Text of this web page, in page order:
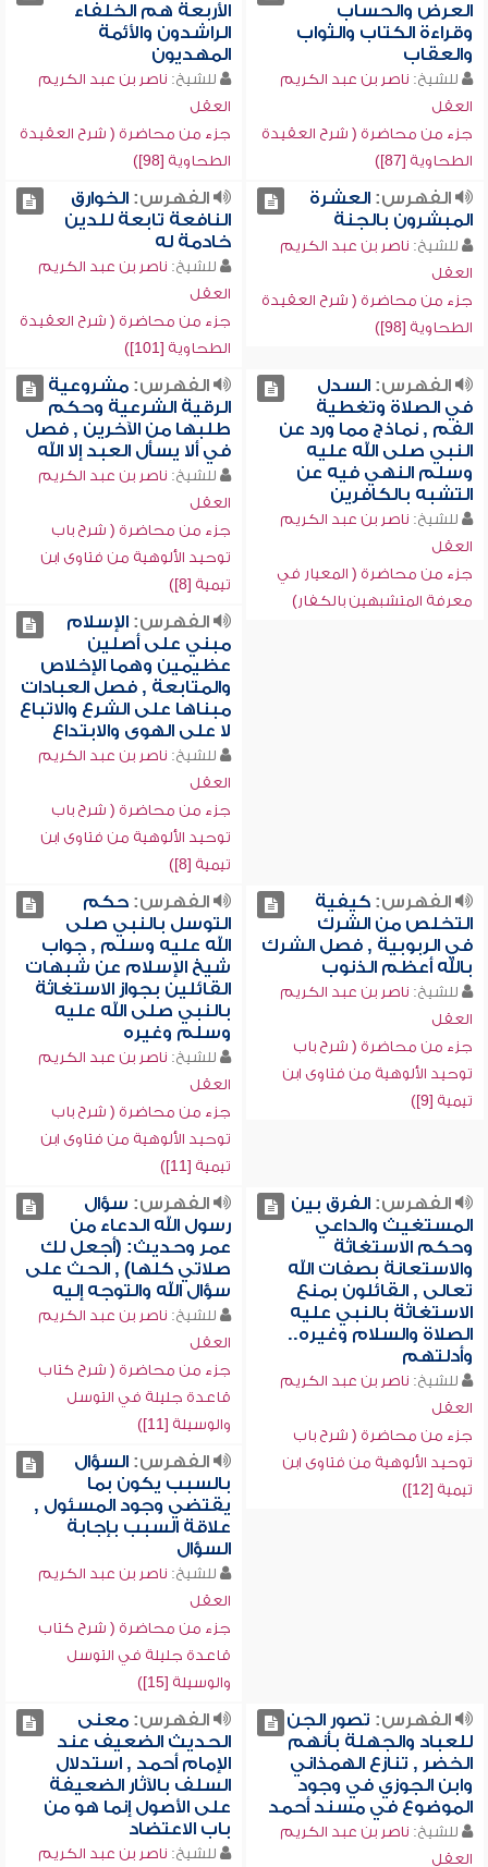
العرض والحساب
وقراءة الكتاب والثواب
والعقاب
للشيخ: ناصر بن عبد الكريم
العقل
جزء من محاضرة ( شرح العقيدة
الطحاوية [87])
الأربعة هم الخلفاء
الراشدون والأئمة
المهديون
للشيخ: ناصر بن عبد الكريم
العقل
جزء من محاضرة ( شرح العقيدة
الطحاوية [98])
الفهرس:العشرة
المبشرون بالجنة
للشيخ: ناصر بن عبد الكريم
العقل
جزء من محاضرة ( شرح العقيدة
الطحاوية [98])
الفهرس:الخوارق
النافعة تابعة للدين
خادمة له
للشيخ: ناصر بن عبد الكريم
العقل
جزء من محاضرة ( شرح العقيدة
الطحاوية [101])
الفهرس:السدل
في الصلاة وتغطية
الفم , نماذج مما ورد عن
النبي صلى الله عليه
وسلم النهي فيه عن
التشبه بالكافرين
للشيخ: ناصر بن عبد الكريم
العقل
جزء من محاضرة ( المعيار في
معرفة المتشبهين بالكفار)
الفهرس:مشروعية
الرقية الشرعية وحكم
طلبها من الآخرين , فصل
في ألا يسأل العبد إلا الله
للشيخ: ناصر بن عبد الكريم
العقل
جزء من محاضرة ( شرح باب
توحيد الألوهية من فتاوى ابن
تيمية [8])
الفهرس:الإسلام
مبني على أصلين
عظيمين وهما الإخلاص
والمتابعة , فصل العبادات
مبناها على الشرع والاتباع
لا على الهوى والابتداع
للشيخ: ناصر بن عبد الكريم
العقل
جزء من محاضرة ( شرح باب
توحيد الألوهية من فتاوى ابن
تيمية [8])
الفهرس:كيفية
التخلص من الشرك
في الربوبية , فصل الشرك
بالله أعظم الذنوب
للشيخ: ناصر بن عبد الكريم
العقل
جزء من محاضرة ( شرح باب
توحيد الألوهية من فتاوى ابن
تيمية [9])
الفهرس:حكم
التوسل بالنبي صلى
الله عليه وسلم , جواب
شيخ الإسلام عن شبهات
القائلين بجواز الاستغاثة
بالنبي صلى الله عليه
وسلم وغيره
للشيخ: ناصر بن عبد الكريم
العقل
جزء من محاضرة ( شرح باب
توحيد الألوهية من فتاوى ابن
تيمية [11])
الفهرس:الفرق بين
المستغيث والداعي
وحكم الاستغاثة
والاستعانة بصفات الله
تعالى , القائلون بمنع
الاستغاثة بالنبي عليه
الصلاة والسلام وغيره..
وأدلتهم
للشيخ: ناصر بن عبد الكريم
العقل
جزء من محاضرة ( شرح باب
توحيد الألوهية من فتاوى ابن
تيمية [12])
الفهرس: سؤال
رسول الله الدعاء من
عمر وحديث: (أجعل لك
صلاتي كلها) , الحث على
سؤال الله والتوجه إليه
للشيخ: ناصر بن عبد الكريم
العقل
جزء من محاضرة ( شرح كتاب
قاعدة جليلة في التوسل
والوسيلة [11])
الفهرس:السؤال
بالسبب يكون بما
يقتضي وجود المسئول ,
علاقة السبب بإجابة
السؤال
للشيخ: ناصر بن عبد الكريم
العقل
جزء من محاضرة ( شرح كتاب
قاعدة جليلة في التوسل
والوسيلة [15])
الفهرس: تصور الجن
للعباد والجهلة بأنهم
الخضر , تنازع الهمذاني
وابن الجوزي في وجود
الموضوع في مسند أحمد
للشيخ: ناصر بن عبد الكريم
العقل
الفهرس:معنى
الحديث الضعيف عند
الإمام أحمد , استدلال
السلف بالآثار الضعيفة
على الأصول إنما هو من
باب الاعتضاد
للشيخ: ناصر بن عبد الكريم